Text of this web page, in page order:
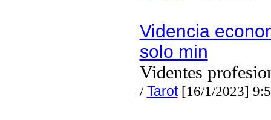
Videncia
solo min
Videntes
/Tarot[16/1/2023]